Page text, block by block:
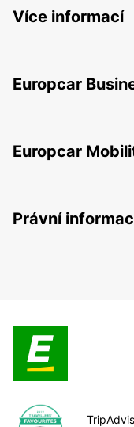
Více informací
Europcar
Europcar
Právní